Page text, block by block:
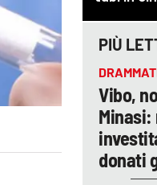
PIÙ
Vibo,
Minasi:
donati